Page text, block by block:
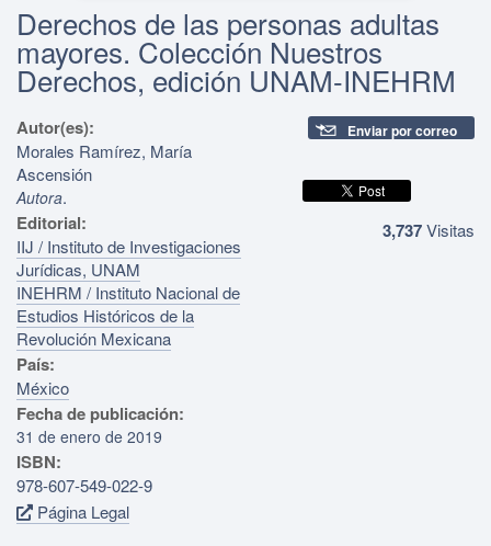
Derechos de las personas adultas
mayores. Colección Nuestros
Derechos, edición UNAM-INEHRM
Autor(es):
Morales Ramírez, María
Ascensión
Autora.
Editorial:
IIJ / Instituto de Investigaciones
Jurídicas, UNAM
INEHRM / Instituto Nacional de
Estudios Históricos de la
Revolución Mexicana
País:
México
Fecha de publicación:
31 de enero de 2019
ISBN:
978-607-549-022-9
Página Legal
Enviar por correo
3,737Visitas